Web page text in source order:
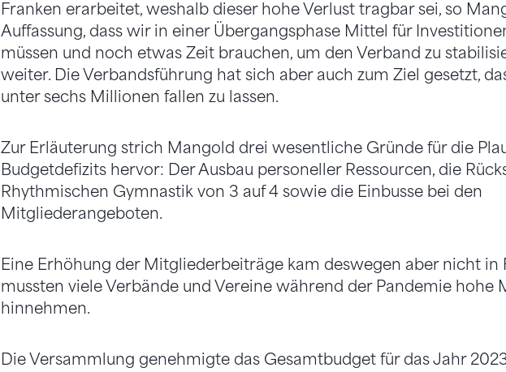
Franken erarbeitet, weshalb dieser hohe Verlust tragbar sei, so
Auffassung, dass wir in einer Übergangsphase Mittel für
müssen und noch etwas Zeit brauchen, um den Verband zu
weiter. Die Verbandsführung hat sich aber auch zum Ziel gesetzt,
unter sechs Millionen fallen zu lassen.
Zur Erläuterung strich Mangold drei wesentliche Gründe für die
Budgetdefizits hervor: Der Ausbau personeller Ressourcen, die
Rhythmischen Gymnastik von 3 auf 4 sowie die Einbusse bei den
Mitgliederangeboten.
Eine Erhöhung der Mitgliederbeiträge kam deswegen aber nicht in
mussten viele Verbände und Vereine während der Pandemie hohe
hinnehmen.
Die Versammlung genehmigte das Gesamtbudget für das Jahr